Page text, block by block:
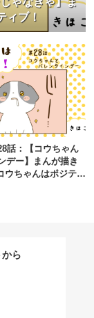
ィブ！
話：【コウちゃん
デー】まんが描き
ウちゃんはポジティ
ら